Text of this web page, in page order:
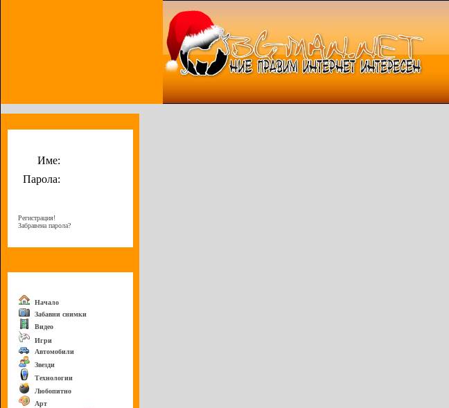
Име:
Парола:
Регистрация!
Забравена парола?
Начало
Забавни снимки
Видео
Игри
Автомобили
Звезди
Технологии
Любопитно
Арт